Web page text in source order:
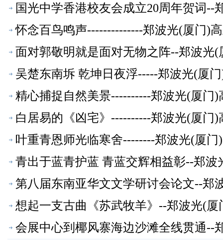
国光中学香港校友会成立20周年贺词--
怀念百鸟鸣声--------------郑波光(厦门)
面对郭敬明就是面对无物之阵--郑波光
吴楚东南坼 乾坤日夜浮-----郑波光(厦
精心捕捉自然美景----------郑波光(厦门
白居易的《凶宅》----------郑波光(厦门
叶重青恩师光临寒舍--------郑波光(厦
青出于蓝青护蓝 青蓝交辉相益彰--郑
第八届东南亚华文文学研讨会论文--郑
想起一支古曲《苏武牧羊》--郑波光(
会展中心到椰风寨海边沙滩全线贯通--